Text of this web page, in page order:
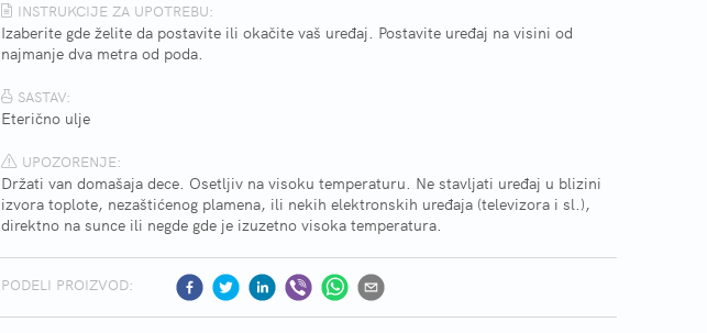
INSTRUKCIJE ZA UPOTREBU:
Izaberite gde želite da postavite ili okačite vaš uređaj. Postavite uređaj na visini od
najmanje dva metra od poda.
SASTAV:
Eterično ulje
UPOZORENJE:
Držati van domašaja dece. Osetljiv na visoku temperaturu. Ne stavljati uređaj u blizini
izvora toplote, nezaštićenog plamena, ili nekih elektronskih uređaja (televizora i sl.),
direktno na sunce ili negde gde je izuzetno visoka temperatura.
PODELI PROIZVOD: